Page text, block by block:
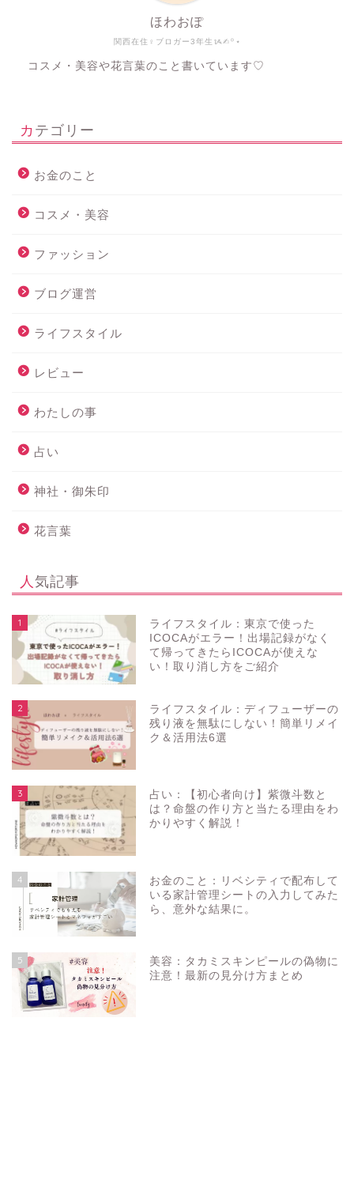
関西在住♀ブロガー3年生ᝰ✍︎꙳⋆
ほわおぽ
コスメ・美容や花言葉のこと書いています♡
カテゴリー
お金のこと
コスメ・美容
ファッション
ブログ運営
ライフスタイル
レビュー
わたしの事
占い
神社・御朱印
花言葉
人気記事
1
ライフスタイル：東京で使った
ICOCAがエラー！出場記録がなく
て帰ってきたらICOCAが使えな
い！取り消し方をご紹介
2
ライフスタイル：ディフューザーの
残り液を無駄にしない！簡単リメイ
ク＆活用法6選
3
占い：【初心者向け】紫微斗数と
は？命盤の作り方と当たる理由をわ
かりやすく解説！
4
お金のこと：リベシティで配布して
いる家計管理シートの入力してみた
ら、意外な結果に。
5
美容：タカミスキンピールの偽物に
注意！最新の見分け方まとめ